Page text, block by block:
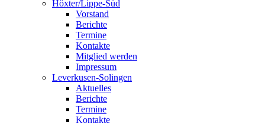
Höxter/Lippe-Süd
Vorstand
Berichte
Termine
Kontakte
Mitglied werden
Impressum
Leverkusen-Solingen
Aktuelles
Berichte
Termine
Kontakte